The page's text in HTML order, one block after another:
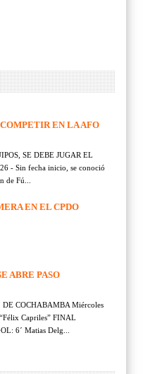
EN LA AFO
SE DEBE JUGAR EL
- Sin fecha inicio, se conoció
de Fú...
EN EL CPDO
ABRE PASO
COCHABAMBA Miércoles
Capriles” FINAL
6´ Matias Delg...